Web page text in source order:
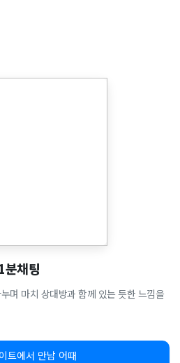
분채팅
며 마치 상대방과 함께 있는 듯한 느낌을
트에서 만남 어때